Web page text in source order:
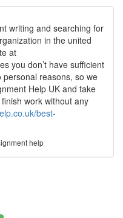
writing and searching for
in the united
at
you don’t have sufficient
reasons, so we
Help UK and take
work without any
best-
help